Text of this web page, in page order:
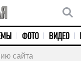
ФОТО ВИДЕО
сайта